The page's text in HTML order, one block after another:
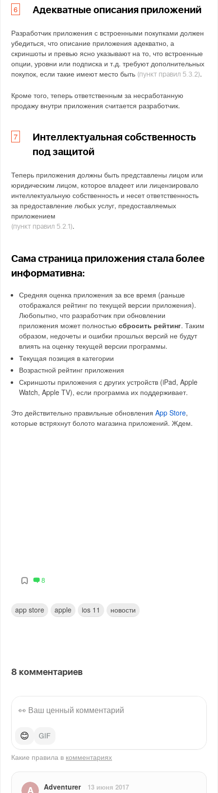
Адекватные описания приложений
Разработчик приложения с встроенными покупками должен
убедиться, что описание приложения адекватно, а
скриншоты и превью ясно указывают на то, что встроенные
опции, уровни или подписка и т.д. требуют дополнительных
покупок, если такие имеют место быть (пункт правил 5.3.2).
Кроме того, теперь ответственным за несработанную
продажу внутри приложения считается разработчик.
Интеллектуальная собственность
под защитой
Теперь приложения должны быть представлены лицом или
юридическим лицом, которое владеет или лицензировало
интеллектуальную собственность и несет ответственность
за предоставление любых услуг, предоставляемых
приложением
(пункт правил 5.2.1).
Сама страница приложения стала более
информативна:
Средняя оценка приложения за все время (раньше
отображался рейтинг по текущей версии приложения).
Любопытно, что разработчик при обновлении
приложения может полностьюсбросить рейтинг. Таким
образом, недочеты и ошибки прошлых версий не будут
влиять на оценку текущей версии программы.
Текущая позиция в категории
Возрастной рейтинг приложения
Скриншоты приложения с других устройств (iPad, Apple
Watch, Apple TV), если программа их поддерживает.
Это действительно правильные обновленияApp Store,
которые встряхнут болото магазина приложений. Ждем.
8
app store apple ios 11 новости
8 комментариев
😊
Какие правила в комментариях
Adventurer 13 июня 2017